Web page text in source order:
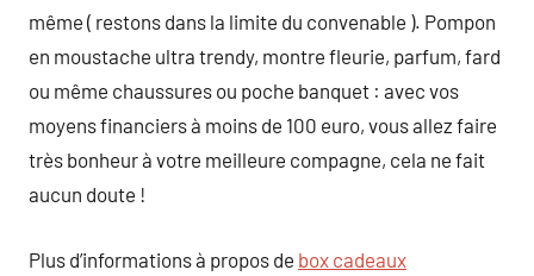
même ( restons dans la limite du convenable ). Pompon
en moustache ultra trendy, montre fleurie, parfum, fard
ou même chaussures ou poche banquet : avec vos
moyens financiers à moins de 100 euro, vous allez faire
très bonheur à votre meilleure compagne, cela ne fait
aucun doute !
Plus d’informations à propos de box cadeaux